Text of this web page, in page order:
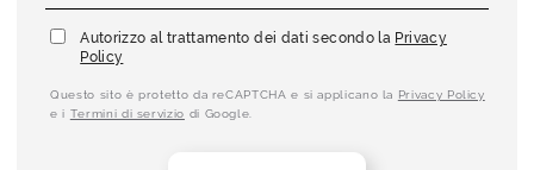
Autorizzo al trattamento dei dati secondo la Privacy
Policy
Questo sito è protetto da reCAPTCHA e si applicano la Privacy Policy
e i Termini di servizio di Google.